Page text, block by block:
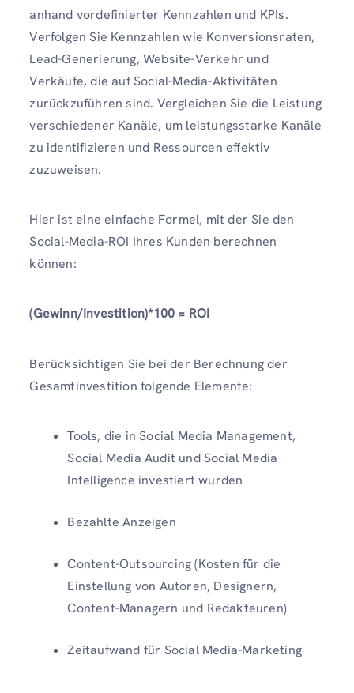
anhand vordefinierter Kennzahlen und KPIs.
Verfolgen Sie Kennzahlen wie Konversionsraten,
Lead-Generierung, Website-Verkehr und
Verkäufe, die auf Social-Media-Aktivitäten
zurückzuführen sind. Vergleichen Sie die Leistung
verschiedener Kanäle, um leistungsstarke Kanäle
zu identifizieren und Ressourcen effektiv
zuzuweisen.
Hier ist eine einfache Formel, mit der Sie den
Social-Media-ROI Ihres Kunden berechnen
können:
(Gewinn/Investition)*100 = ROI
Berücksichtigen Sie bei der Berechnung der
Gesamtinvestition folgende Elemente:
Tools, die in Social Media Management,
Social Media Audit und Social Media
Intelligence investiert wurden
Bezahlte Anzeigen
Content-Outsourcing (Kosten für die
Einstellung von Autoren, Designern,
Content-Managern und Redakteuren)
Zeitaufwand für Social Media-Marketing